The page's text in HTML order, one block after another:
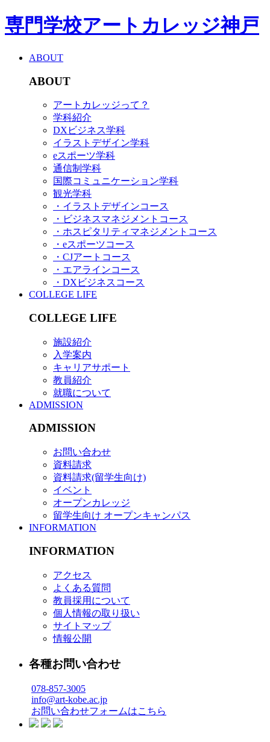
専門学校アートカレッジ神戸
ABOUT
ABOUT
アートカレッジって？
学科紹介
DXビジネス学科
イラストデザイン学科
eスポーツ学科
通信制学科
国際コミュニケーション学科
観光学科
・イラストデザインコース
・ビジネスマネジメントコース
・ホスピタリティマネジメントコース
・eスポーツコース
・CJアートコース
・エアラインコース
・DXビジネスコース
COLLEGE LIFE
COLLEGE LIFE
施設紹介
入学案内
キャリアサポート
教員紹介
就職について
ADMISSION
ADMISSION
お問い合わせ
資料請求
資料請求(留学生向け)
イベント
オープンカレッジ
留学生向け オープンキャンパス
INFORMATION
INFORMATION
アクセス
よくある質問
教員採用について
個人情報の取り扱い
サイトマップ
情報公開
各種お問い合わせ
078-857-3005
info@art-kobe.ac.jp
お問い合わせフォームはこちら